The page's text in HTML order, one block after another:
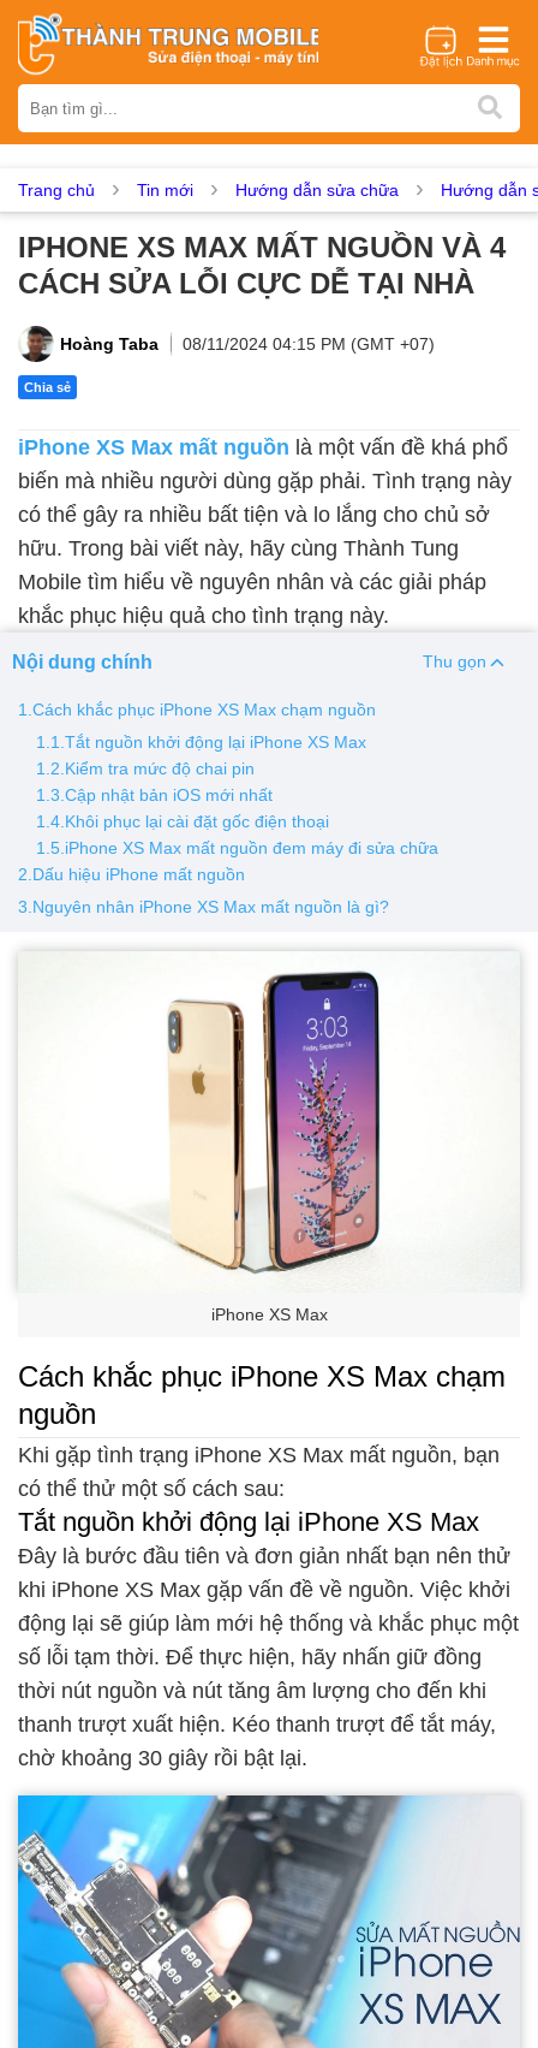
iPhone Samsung Oppo Xiaomi Realme Vivo
Nokia
Asus Sony Vertu LG Tecno
Dịch vụ sửa chữa
Thay pin
Thay loa Thay kính lưng Thay vỏ Thay chân sạc
Màn hình Xiaomi Màn hình Realme Màn hình Vivo
Màn hình Vsmart Màn hình Google Pixel
Thay pin
Pin iPhone Pin Samsumg Pin Oppo
Pin Realme
Thay vỏ
Vỏ iPhone Vỏ Samsung Vỏ Xiaomi
Vỏ Huawei Vỏ Vivo
Trang chủ Tin mới Hướng dẫn sửa chữa Hướng dẫn
IPHONE XS MAX MẤT NGUỒN VÀ 4
CÁCH SỬA LỖI CỰC DỄ TẠI NHÀ
Hoàng Taba 08/11/2024 04:15 PM (GMT +07)
Chia sẻ
iPhone XS Max mất nguồn là một vấn đề khá phổ
biến mà nhiều người dùng gặp phải. Tình trạng này
có thể gây ra nhiều bất tiện và lo lắng cho chủ sở
hữu. Trong bài viết này, hãy cùng Thành Tung
Mobile tìm hiểu về nguyên nhân và các giải pháp
khắc phục hiệu quả cho tình trạng này.
Nội dung chính Thu gọn
1.Cách khắc phục iPhone XS Max chạm nguồn
1.1.Tắt nguồn khởi động lại iPhone XS Max
1.2.Kiểm tra mức độ chai pin
1.3.Cập nhật bản iOS mới nhất
1.4.Khôi phục lại cài đặt gốc điện thoại
1.5.iPhone XS Max mất nguồn đem máy đi sửa chữa
2.Dấu hiệu iPhone mất nguồn
3.Nguyên nhân iPhone XS Max mất nguồn là gì?
iPhone XS Max
Cách khắc phục iPhone XS Max chạm
nguồn
Khi gặp tình trạng iPhone XS Max mất nguồn, bạn
có thể thử một số cách sau:
Tắt nguồn khởi động lại iPhone XS Max
Đây là bước đầu tiên và đơn giản nhất bạn nên thử
khi iPhone XS Max gặp vấn đề về nguồn. Việc khởi
động lại sẽ giúp làm mới hệ thống và khắc phục một
số lỗi tạm thời. Để thực hiện, hãy nhấn giữ đồng
thời nút nguồn và nút tăng âm lượng cho đến khi
thanh trượt xuất hiện. Kéo thanh trượt để tắt máy,
chờ khoảng 30 giây rồi bật lại.